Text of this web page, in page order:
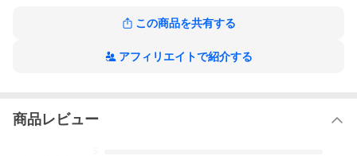
この商品を共有する
アフィリエイトで紹介する
商品レビュー